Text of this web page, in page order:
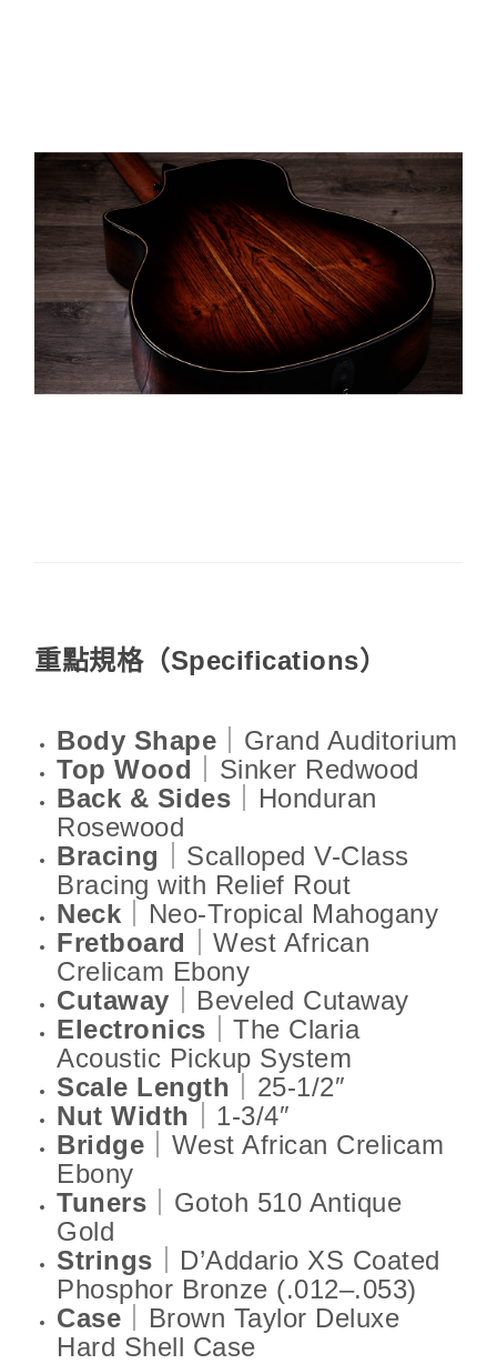
重點規格（Specifications）
Body Shape ｜Grand Auditorium
Top Wood ｜Sinker Redwood
Back & Sides ｜Honduran
Rosewood
Bracing ｜Scalloped V-Class
Bracing with Relief Rout
Neck ｜Neo-Tropical Mahogany
Fretboard ｜West African
Crelicam Ebony
Cutaway ｜Beveled Cutaway
Electronics ｜The Claria
Acoustic Pickup System
Scale Length ｜25-1/2″
Nut Width ｜1-3/4″
Bridge ｜West African Crelicam
Ebony
Tuners ｜Gotoh 510 Antique
Gold
Strings ｜D’Addario XS Coated
Phosphor Bronze (.012–.053)
Case ｜Brown Taylor Deluxe
Hard Shell Case